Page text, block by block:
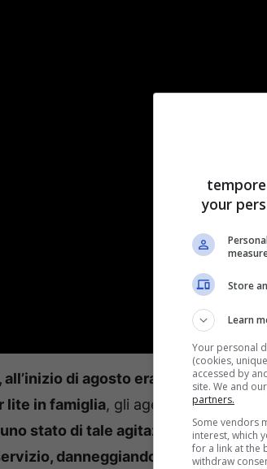
, all’inizio di agosto era già stato
lite in famiglia, gli agenti erano
stato di tale agitazione, che
danneggiandola.
Anche in
your
Store
Learn
Your personal
(cookies,
accessed by
site. We and
partners.
Some vendors
interest, which
for a link at the
withdraw